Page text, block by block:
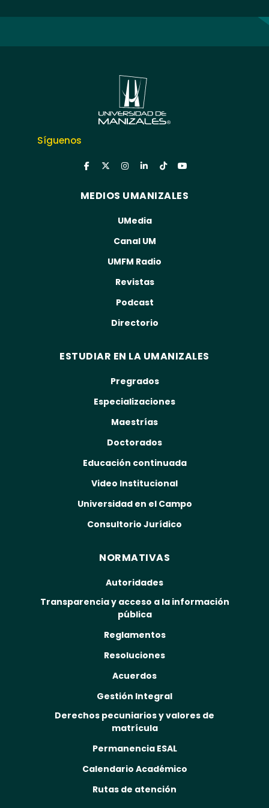
Síguenos
MEDIOS UMANIZALES
UMedia
Canal UM
UMFM Radio
Revistas
Podcast
Directorio
ESTUDIAR EN LA UMANIZALES
Pregrados
Especializaciones
Maestrías
Doctorados
Educación continuada
Video Institucional
Universidad en el Campo
Consultorio Jurídico
NORMATIVAS
Autoridades
Transparencia y acceso a la información
pública
Reglamentos
Resoluciones
Acuerdos
Gestión Integral
Derechos pecuniarios y valores de
matrícula
Permanencia ESAL
Calendario Académico
Rutas de atención